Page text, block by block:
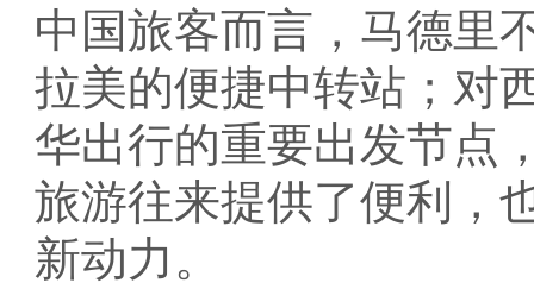
中国旅客而言，马德里
拉美的便捷中转站；对
华出行的重要出发节点
旅游往来提供了便利，
新动力。